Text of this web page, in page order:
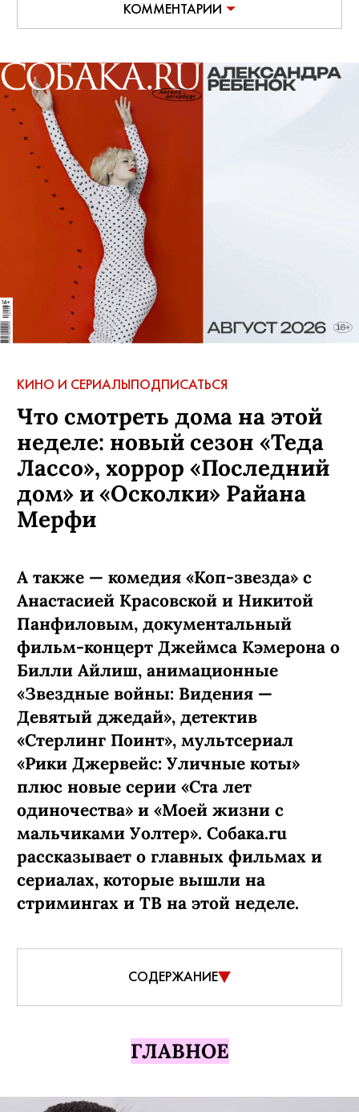
КОММЕНТАРИИ
КИНО И СЕРИАЛЫПОДПИСАТЬСЯ
Что смотреть дома на этой
неделе: новый сезон «Теда
Лассо», хоррор «Последний
дом» и «Осколки» Райана
Мерфи
А также — комедия «Коп-звезда» с
Анастасией Красовской и Никитой
Панфиловым, документальный
фильм-концерт Джеймса Кэмерона о
Билли Айлиш, анимационные
«Звездные войны: Видения —
Девятый джедай», детектив
«Стерлинг Поинт», мультсериал
«Рики Джервейс: Уличные коты»
плюс новые серии «Ста лет
одиночества» и «Моей жизни с
мальчиками Уолтер». Собака.ru
рассказывает о главных фильмах и
сериалах, которые вышли на
стримингах и ТВ на этой неделе.
СОДЕРЖАНИЕ
ГЛАВНОЕ